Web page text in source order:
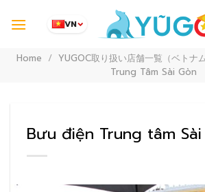
VN
Home / YUGOC取り扱い店舗一覧（ベトナム
Trung Tâm Sài Gòn
Bưu điện Trung tâm Sài